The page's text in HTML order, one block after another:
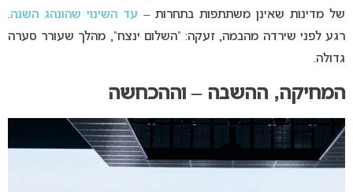
של מדינות שאינן משתתפות בתחרות – עד השינוי שהונהג השנה.
רגע לפני שירדה מהבמה, זעקה: “השלום ינצח”, מהלך שעורר סערה
גדולה.
המחיקה, ההשבה – וההכחשה